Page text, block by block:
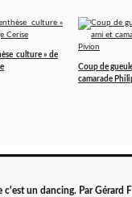
culture » de
Coup de
camarade